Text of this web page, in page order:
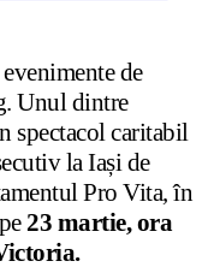
de
Unul dintre
spectacol caritabil
la Iași de
Pro Vita, în
23 martie, ora